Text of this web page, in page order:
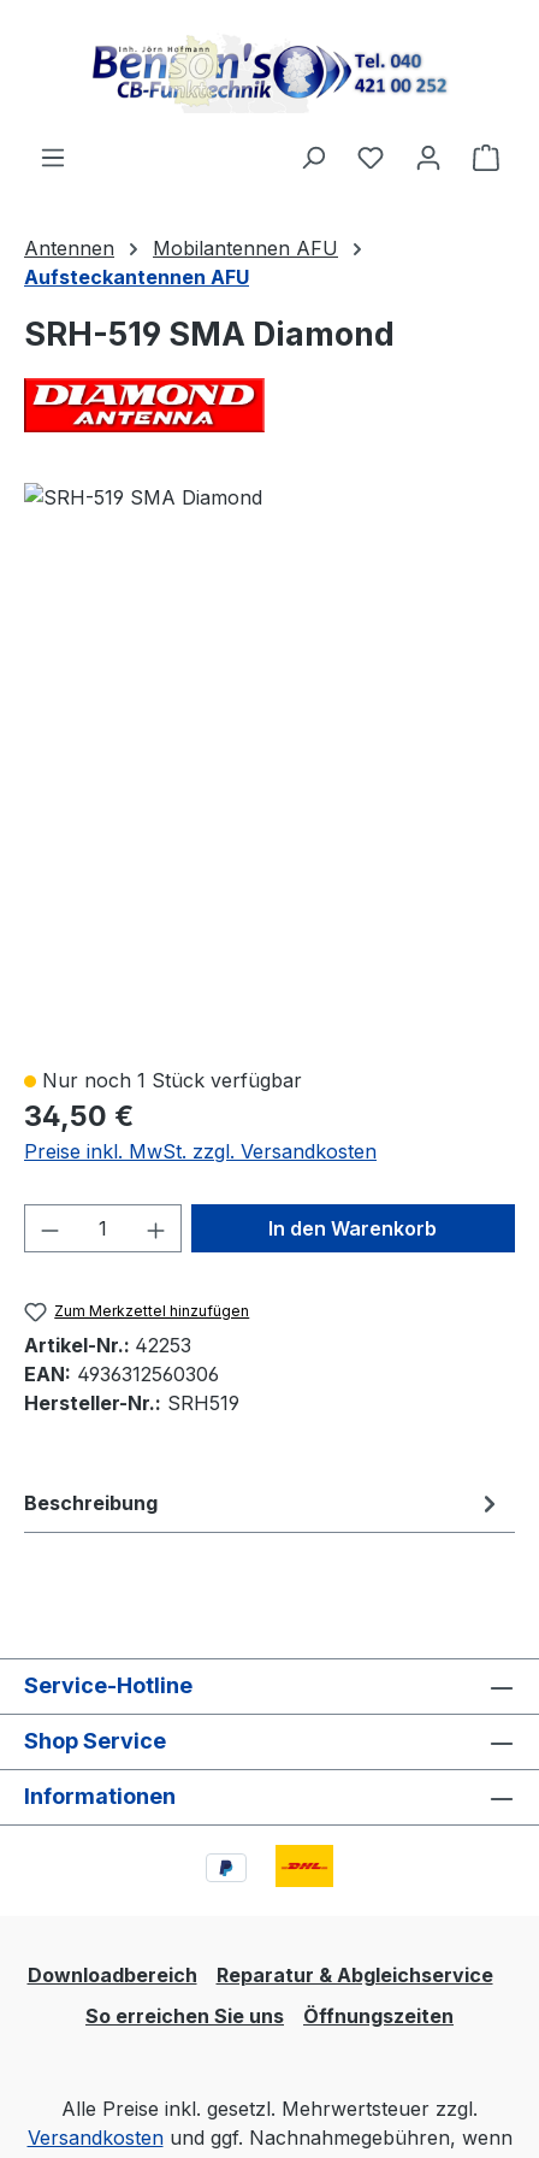
Antennen
Mobilantennen AFU
Aufsteckantennen AFU
SRH-519 SMA Diamond
Bildergalerie überspringen
Nur noch 1 Stück verfügbar
34,50 €
Preise inkl. MwSt. zzgl. Versandkosten
Produkt Anzahl: Gib denIn den Warenkorb
Zum Merkzettel hinzufügen
Artikel-Nr.: 42253
EAN: 4936312560306
Hersteller-Nr.: SRH519
Beschreibung
Service-Hotline
Shop Service
Informationen
Downloadbereich
Reparatur & Abgleichservice
So erreichen Sie uns
Öffnungszeiten
Alle Preise inkl. gesetzl. Mehrwertsteuer zzgl.
Versandkostenund ggf. Nachnahmegebühren, wenn